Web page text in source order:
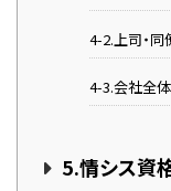
4-2.上司・
4-3.会社全
5.情シス資